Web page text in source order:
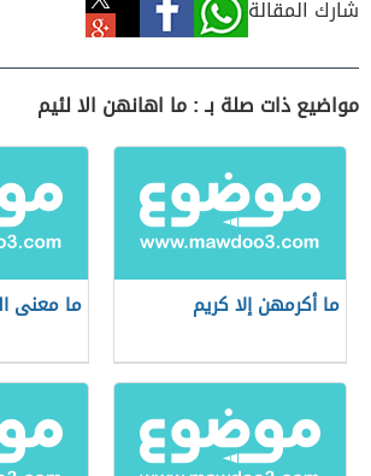
شارك المقالة
مواضيع ذات صلة بـ : ما اهانهن الا لئيم
ما أكرمهن إلا كريم ما معنى